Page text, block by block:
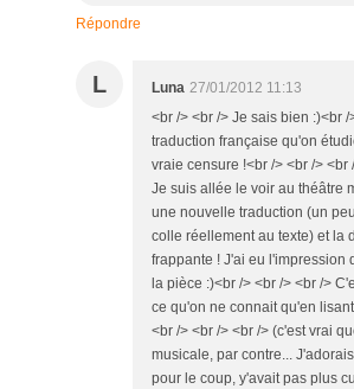
Répondre
L Luna 27/01/2012 11:13
<br /> <br /> Je sais bien :)<br /
traduction française qu'on
vraie censure !<br /> <br /> <br
Je suis allée le voir au théâtre
une nouvelle traduction (un
colle réellement au texte) et la
frappante ! J'ai eu l'impression
la pièce :)<br /> <br /> <br />
ce qu'on ne connait qu'en
<br /> <br /> <br /> (c'est vrai
musicale, par contre...
pour le coup, y'avait pas plus